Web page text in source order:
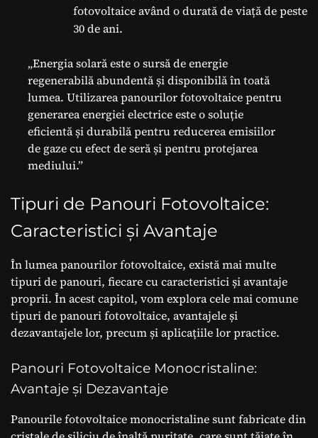
fotovoltaice având o durată de viață de peste
30 de ani.
„Energia solară este o sursă de energie
regenerabilă abundentă și disponibilă în toată
lumea. Utilizarea panourilor fotovoltaice pentru
generarea energiei electrice este o soluție
eficientă și durabilă pentru reducerea emisiilor
de gaze cu efect de seră și pentru protejarea
mediului.”
Tipuri de Panouri Fotovoltaice:
Caracteristici și Avantaje
În lumea panourilor fotovoltaice, există mai multe
tipuri de panouri, fiecare cu caracteristici și avantaje
proprii. În acest capitol, vom explora cele mai comune
tipuri de panouri fotovoltaice, avantajele și
dezavantajele lor, precum și aplicațiile lor practice.
Panouri Fotovoltaice Monocristaline:
Avantaje și Dezavantaje
Panourile fotovoltaice monocristaline sunt fabricate din